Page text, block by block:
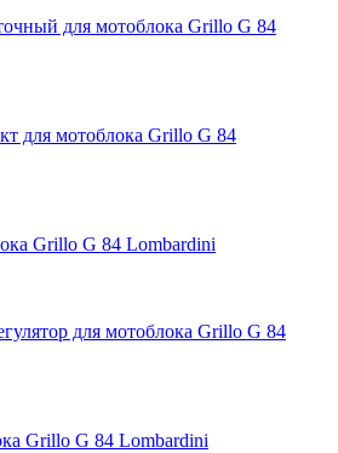
для мотоблока Grillo G 84
для мотоблока Grillo G 84
Grillo G 84 Lombardini
для мотоблока Grillo G 84
Grillo G 84 Lombardini